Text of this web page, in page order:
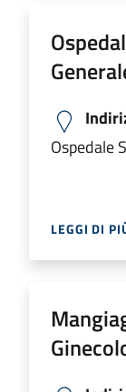
Ospedale
LEGGI DI